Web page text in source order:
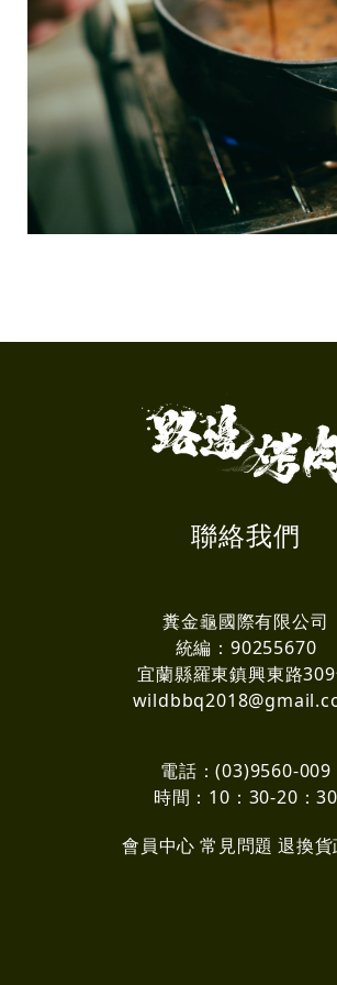
聯絡我們
糞金龜國際有限公司
統編：90255670
宜蘭縣羅東鎮興東路
電話：(03)9560-009
時間：10：30-20：30
會員中心 常見問題 退換